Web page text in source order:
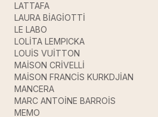
LATTAFA
LAURA BİAGİOTTİ
LE LABO
LOLİTA LEMPICKA
LOUİS VUİTTON
MAİSON CRİVELLİ
MAİSON FRANCİS KURKDJİAN
MANCERA
MARC ANTOİNE BARROİS
MEMO